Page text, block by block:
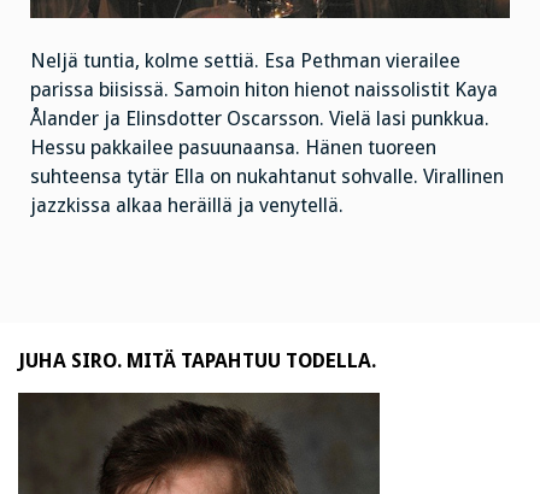
Neljä tuntia, kolme settiä. Esa Pethman vierailee
parissa biisissä. Samoin hiton hienot naissolistit Kaya
Ålander ja Elinsdotter Oscarsson. Vielä lasi punkkua.
Hessu pakkailee pasuunaansa. Hänen tuoreen
suhteensa tytär Ella on nukahtanut sohvalle. Virallinen
jazzkissa alkaa heräillä ja venytellä.
JUHA SIRO. MITÄ TAPAHTUU TODELLA.